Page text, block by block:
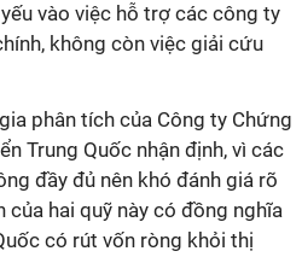
vào việc hỗ trợ các công ty
không còn việc giải cứu
phân tích của Công ty Chứng
Trung Quốc nhận định, vì các
đầy đủ nên khó đánh giá rõ
của hai quỹ này có đồng nghĩa
có rút vốn ròng khỏi thị